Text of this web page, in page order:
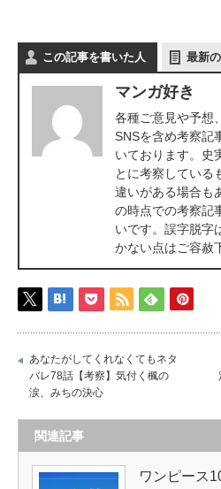
この記事を書いた人 最新
マンガ好き
各種ご意見や予想
SNSを含め考察記
いております。史
とに考察している
違いがある場合も
の時点での考察記
いです。誤字脱字
かない点はご容赦
あなたがしてくれなくてもネタ
バレ78話【考察】気付く楓の
涙、みちの決心
関連記事
ワンピース